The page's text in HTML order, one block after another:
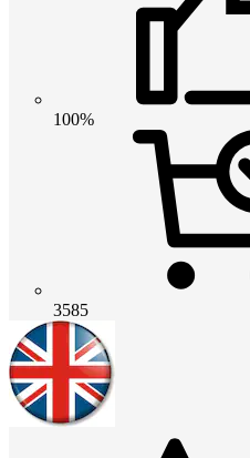
100%
3585